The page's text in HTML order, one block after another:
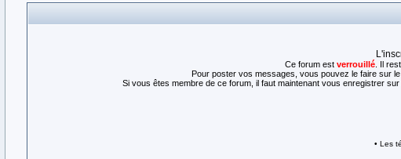
Ce forum est verrouillé . Il
Pour poster vos messages, vous pouvez le faire sur
Si vous êtes membre de ce forum, il faut maintenant vous enregistrer
• Les